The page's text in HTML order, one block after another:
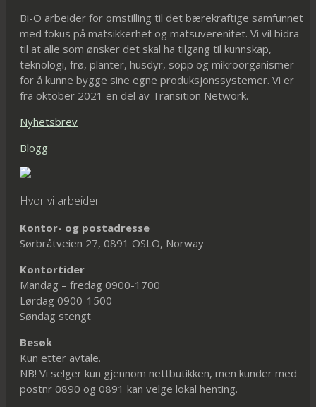
Bi-O arbeider for omstilling til det bærekraftige samfunnet
med fokus på matsikkerhet og matsuverenitet. Vi vil bidra
til at alle som ønsker det skal ha tilgang til kunnskap,
teknologi, frø, planter, husdyr, sopp og mikroorganismer
for å kunne bygge sine egne produksjonssystemer. Vi er
fra oktober 2021 en del av Transition Network.
Nyhetsbrev
Blogg
Hvor vi arbeider
Kontor- og postadresse
Sørbråtveien 27, 0891 OSLO, Norway
Kontortider
Mandag – fredag 0900-1700
Lørdag 0900-1500
Søndag stengt
Besøk
Kun etter avtale.
NB! Vi selger kun gjennom nettbutikken, men kunder med
postnr 0890 og 0891 kan velge lokal henting.